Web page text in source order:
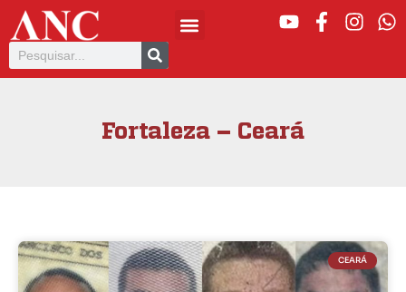
Fortaleza – Ceará
CEARÁ